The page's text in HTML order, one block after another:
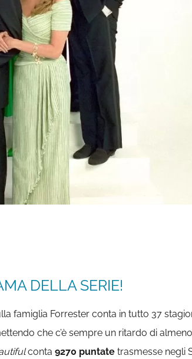
DELLA SERIE!
famiglia Forrester conta in tutto 37
che c’è sempre un ritardo di almeno
conta 9270 puntate trasmesse negli